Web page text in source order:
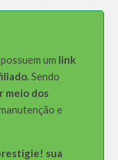
um link
. Sendo
meio dos
e
sua